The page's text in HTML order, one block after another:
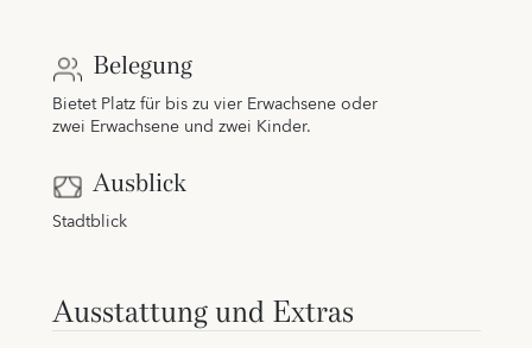
Belegung
Bietet Platz für bis zu vier Erwachsene oder
zwei Erwachsene und zwei Kinder.
Ausblick
Stadtblick
Ausstattung und Extras